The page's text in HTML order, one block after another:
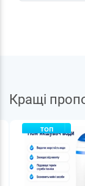
Кращі
ТОП